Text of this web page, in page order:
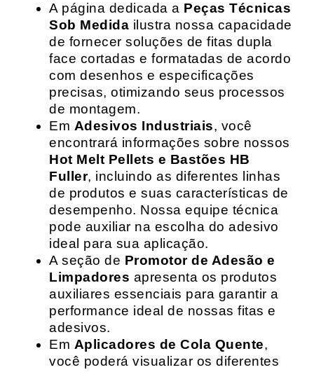
A página dedicada a Peças Técnicas
Sob Medida ilustra nossa capacidade
de fornecer soluções de fitas dupla
face cortadas e formatadas de acordo
com desenhos e especificações
precisas, otimizando seus processos
de montagem.
Em Adesivos Industriais, você
encontrará informações sobre nossos
Hot Melt Pellets e Bastões HB
Fuller, incluindo as diferentes linhas
de produtos e suas características de
desempenho. Nossa equipe técnica
pode auxiliar na escolha do adesivo
ideal para sua aplicação.
A seção de Promotor de Adesão e
Limpadores apresenta os produtos
auxiliares essenciais para garantir a
performance ideal de nossas fitas e
adesivos.
Em Aplicadores de Cola Quente,
você poderá visualizar os diferentes